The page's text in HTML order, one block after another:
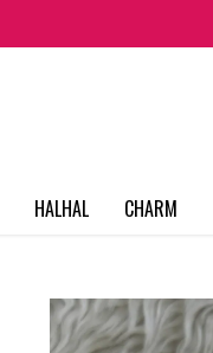
HALHAL CHARM